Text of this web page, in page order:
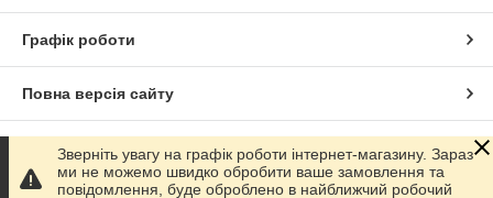
Графік роботи
Повна версія сайту
Сайт створено на маркетплейсі Prom.ua
Зверніть увагу на графік роботи інтернет-магазину. Зараз
ми не можемо швидко обробити ваше замовлення та
повідомлення, буде оброблено в найближчий робочий